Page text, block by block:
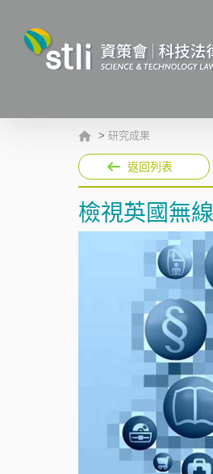
> 研究成果
返回列表
檢視英國無